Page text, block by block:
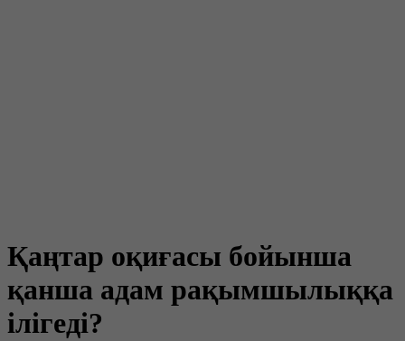
Қаңтар оқиғасы бойынша
қанша адам рақымшылыққа
ілігеді?